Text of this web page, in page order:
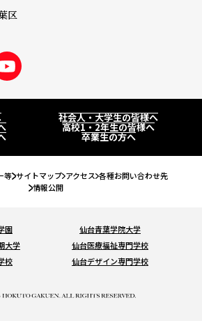
い10の理由
度
し込む
区
社会人・大学生の皆様へ
高校1・2年生の皆様へ
卒業生の方へ
等 サイトマップ アクセス 各種お問い合わせ先
情報公開
園
仙台青葉学院大学
大学
仙台医療福祉専門学校
校
仙台デザイン専門学校